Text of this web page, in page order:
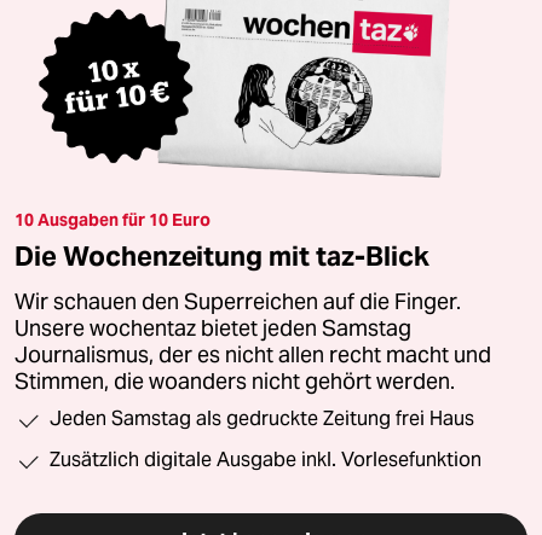
10 Ausgaben für 10 Euro
Die Wochenzeitung mit taz-Blick
Wir schauen den Superreichen auf die Finger.
Unsere wochentaz bietet jeden Samstag
Journalismus, der es nicht allen recht macht und
Stimmen, die woanders nicht gehört werden.
Jeden Samstag als gedruckte Zeitung frei Haus
Zusätzlich digitale Ausgabe inkl. Vorlesefunktion